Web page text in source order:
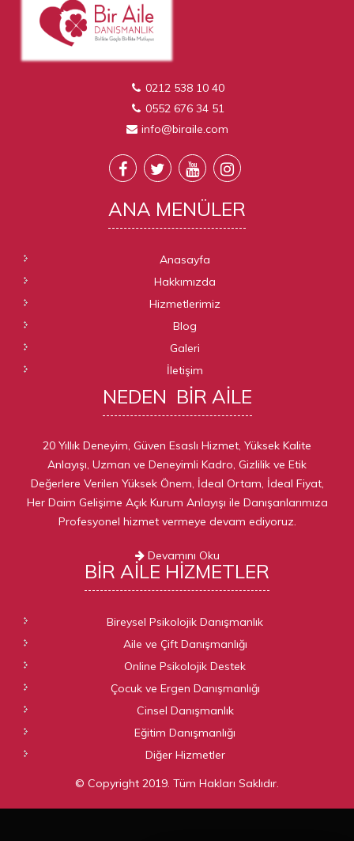
0212 538 10 40
0552 676 34 51
info@biraile.com
ANA MENÜLER
Anasayfa
Hakkımızda
Hizmetlerimiz
Blog
Galeri
İletişim
NEDEN BIR AILE
20 Yıllık Deneyim, Güven Esaslı Hizmet, Yüksek Kalite
Anlayışı, Uzman ve Deneyimli Kadro, Gizlilik ve Etik
Değerlere Verilen Yüksek Önem, İdeal Ortam, İdeal Fiyat,
Her Daim Gelişime Açık Kurum Anlayışı ile Danışanlarımıza
Profesyonel hizmet vermeye devam ediyoruz.
Devamını Oku
BIR AILE HIZMETLER
Bireysel Psikolojik Danışmanlık
Aile ve Çift Danışmanlığı
Online Psikolojik Destek
Çocuk ve Ergen Danışmanlığı
Cinsel Danışmanlık
Eğitim Danışmanlığı
Diğer Hizmetler
© Copyright 2019. Tüm Hakları Saklıdır.